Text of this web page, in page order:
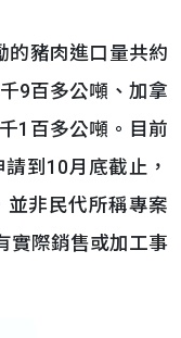
豬肉進口量共約
9百多公噸、加拿
1百多公噸。目前
到10月底截止，
並非民代所稱專案
實際銷售或加工事